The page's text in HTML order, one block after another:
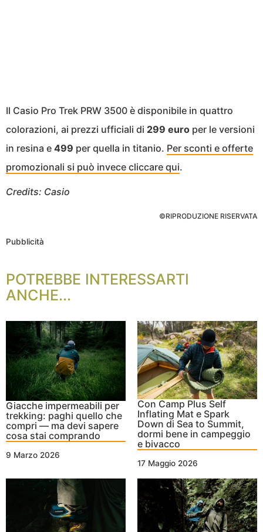
Il Casio Pro Trek PRW 3500 è disponibile in quattro
colorazioni, ai prezzi ufficiali di 299 euro per le versioni
in resina e 499 per quella in titanio. Per sconti e offerte
promozionali si può invece cliccare qui.
Credits: Casio
©RIPRODUZIONE RISERVATA
Pubblicità
POTREBBE INTERESSARTI
ANCHE...
Giacche impermeabili per
trekking: paghi quello che
compri — ma devi sapere
cosa stai comprando
9 Marzo 2026
Con Camp Plus Self
Inflating Mat e Spark
Down di Sea to Summit,
dormi bene in campeggio
e bivacco
17 Maggio 2026